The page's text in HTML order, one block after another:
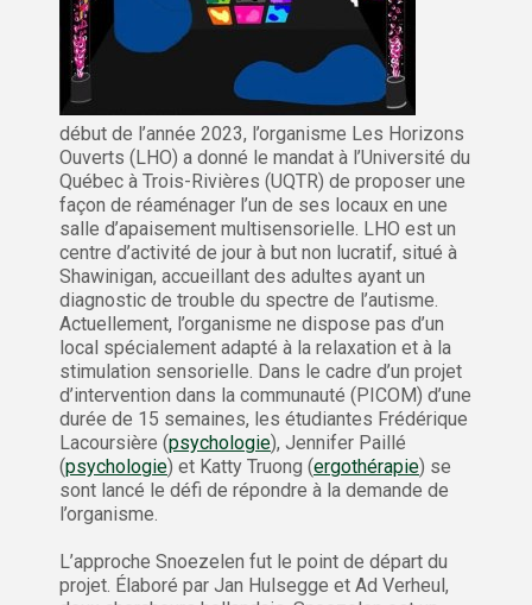
début de l’année 2023, l’organisme Les Horizons
Ouverts (LHO) a donné le mandat à l’Université du
Québec à Trois-Rivières (UQTR) de proposer une
façon de réaménager l’un de ses locaux en une
salle d’apaisement multisensorielle. LHO est un
centre d’activité de jour à but non lucratif, situé à
Shawinigan, accueillant des adultes ayant un
diagnostic de trouble du spectre de l’autisme.
Actuellement, l’organisme ne dispose pas d’un
local spécialement adapté à la relaxation et à la
stimulation sensorielle. Dans le cadre d’un projet
d’intervention dans la communauté (PICOM) d’une
durée de 15 semaines, les étudiantes Frédérique
Lacoursière (psychologie), Jennifer Paillé
(psychologie) et Katty Truong (ergothérapie) se
sont lancé le défi de répondre à la demande de
l’organisme.
L’approche Snoezelen fut le point de départ du
projet. Élaboré par Jan Hulsegge et Ad Verheul,